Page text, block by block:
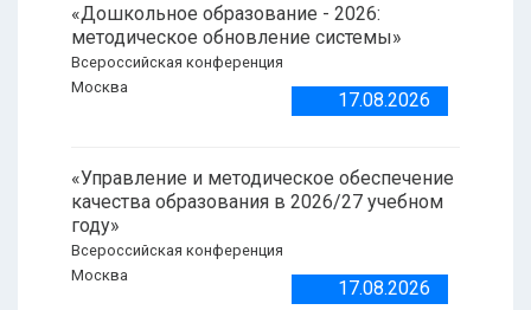
«Дошкольное образование - 2026:
методическое обновление системы»
Всероссийская конференция
Москва
17.08.2026
«Управление и методическое обеспечение
качества образования в 2026/27 учебном
году»
Всероссийская конференция
Москва
17.08.2026